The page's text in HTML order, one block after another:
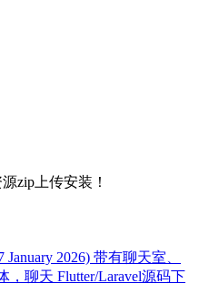
zip上传安装！
January 2026) 带有聊天室、
聊天 Flutter/Laravel源码下